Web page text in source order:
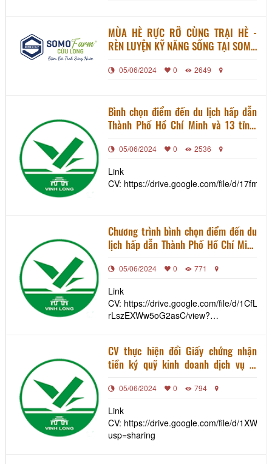
MÙA HÈ RỰC RỠ CÙNG TRẠI HÈ -
RÈN LUYỆN KỸ NĂNG SỐNG TẠI SOMO
05/06/2024 0 2649
Bình chọn điểm đến du lịch hấp dẫn
Thành Phố Hồ Chí Minh và 13 tỉnh,
202405/06/2024 0 2536
Link
CV: https://drive.google.com/file/d/
Chương trình bình chọn điểm đến du
lịch hấp dẫn Thành Phố Hồ Chí Minh
Cửu Long năm 2024
05/06/2024 0 771
Link
CV: https://drive.google.com/file/d/
rLszEXWw5oG2asC/view?
CV thực hiện đổi Giấy chứng nhận
tiền ký quỹ kinh doanh dịch vụ lữ
số 168/2017/NĐ-CP, ngày
31/12/2017 của Chính phủ (lần 3)
05/06/2024 0 794
Link
CV: https://drive.google.com/file/d/
usp=sharing